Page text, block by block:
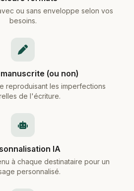
ou sans enveloppe selon vos
besoins.
(ou non)
reproduisant les imperfections
de l'écriture.
IA
à chaque destinataire pour un
personnalisé.